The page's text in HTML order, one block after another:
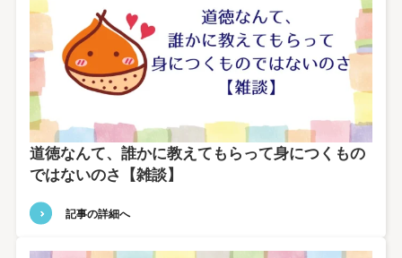
道徳なんて、誰かに教えてもらって身につくもの
ではないのさ【雑談】
記事の詳細へ